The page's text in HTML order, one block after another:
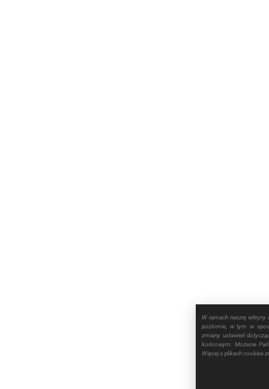
W ramach naszej witryny
poziomie, w tym w
zmiany ustawień
końcowym. Możecie
Więcej o plikach cookies